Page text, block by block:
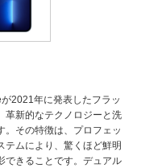
2021年に発表したフラッ
革新的なテクノロジーと洗
。その特徴は、プロフェッ
テムにより、驚くほど鮮明
できることです。デュアル